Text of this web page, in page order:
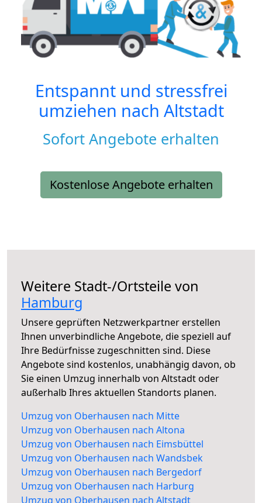
Entspannt und stressfrei
umziehen nach Altstadt
Sofort Angebote erhalten
Kostenlose Angebote erhalten
Weitere Stadt-/Ortsteile von
Hamburg
Unsere geprüften Netzwerkpartner erstellen
Ihnen unverbindliche Angebote, die speziell auf
Ihre Bedürfnisse zugeschnitten sind. Diese
Angebote sind kostenlos, unabhängig davon, ob
Sie einen Umzug innerhalb von Altstadt oder
außerhalb Ihres aktuellen Standorts planen.
Umzug von Oberhausen nach Mitte
Umzug von Oberhausen nach Altona
Umzug von Oberhausen nach Eimsbüttel
Umzug von Oberhausen nach Wandsbek
Umzug von Oberhausen nach Bergedorf
Umzug von Oberhausen nach Harburg
Umzug von Oberhausen nach Altstadt